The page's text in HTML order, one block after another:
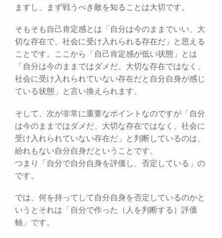
ますし、まず戦うべき敵を知ることは大切です。
そもそも自己肯定感とは「自分は今のままでいい、大
切な存在で、社会に受け入れられる存在だ」と思える
ことです。ここから「自己肯定感が低い状態」とは
「自分は今のままではダメだ、大切な存在ではなく、
社会に受け入れられていない存在だと自分自身が感じ
ている状態」と言い換えられます。
そして、次が非常に重要なポイントなのですが「自分
は今のままではダメだ、大切な存在ではなく、社会に
受け入れられていない存在だ」と判断しているのは、
紛れもない自分自身だということです。
つまり「自分で自分自身を評価し、否定している」の
です。
では、何を持ってして自分自身を否定しているのかと
いうとそれは「自分で作った（人を判断する）評価
軸」です。